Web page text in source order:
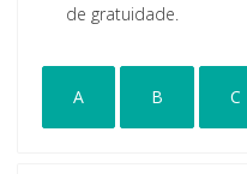
de gratuidade.
A B C